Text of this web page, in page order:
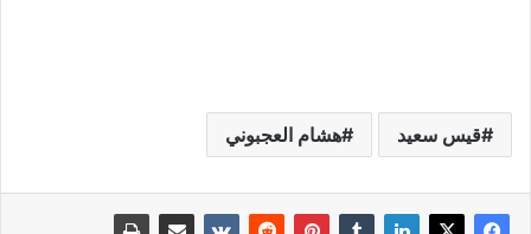
قيس سعيد هشام العجبوني